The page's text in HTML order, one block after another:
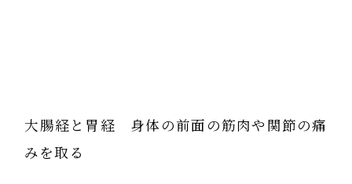
大腸経と胃経 身体の前面の筋肉や関節の痛
みを取る